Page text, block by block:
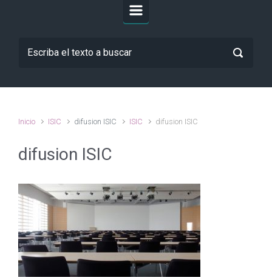
Inicio ISIC difusion ISIC ISIC difusion ISIC
difusion ISIC